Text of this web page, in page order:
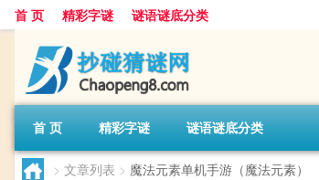
首 页 精彩字谜 谜语谜底分类
首 页 精彩字谜 谜语谜底分类
> 文章列表 > 魔法元素单机手游（魔法元素）